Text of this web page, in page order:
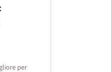
per